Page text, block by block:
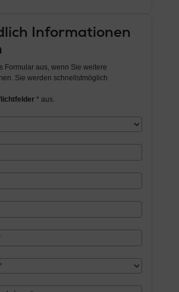
Informationen
Formular aus, wenn Sie weitere
Sie werden schnellstmöglich
* aus.